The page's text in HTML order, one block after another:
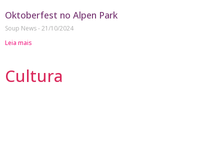
Oktoberfest no Alpen Park
Soup News 21/10/2024
Leia mais
Cultura